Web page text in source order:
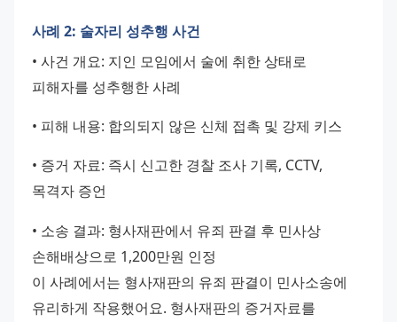
사례 2: 술자리 성추행 사건
• 사건 개요: 지인 모임에서 술에 취한 상태로
피해자를 성추행한 사례
• 피해 내용: 합의되지 않은 신체 접촉 및 강제 키스
• 증거 자료: 즉시 신고한 경찰 조사 기록, CCTV,
목격자 증언
• 소송 결과: 형사재판에서 유죄 판결 후 민사상
손해배상으로 1,200만원 인정
이 사례에서는 형사재판의 유죄 판결이 민사소송에
유리하게 작용했어요. 형사재판의 증거자료를